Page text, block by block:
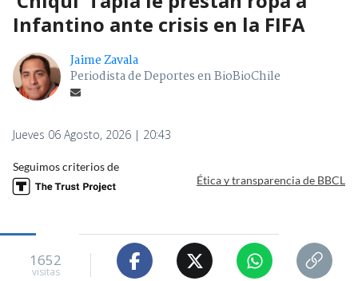
Infantino ante crisis en la FIFA
Jaime Zavala
Periodista de Deportes en BioBioChile
Jueves 06 Agosto, 2026 | 20:43
Seguimos criterios de
Ética y transparencia de BBCL
1652
visitas